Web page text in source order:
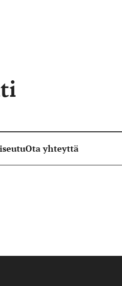
Ota yhteyttä